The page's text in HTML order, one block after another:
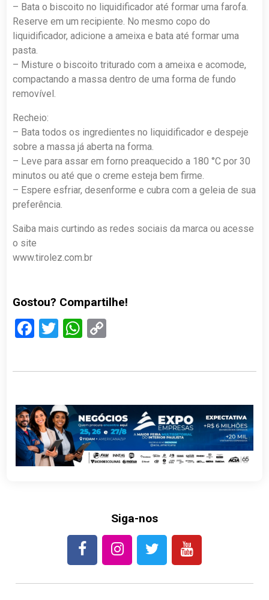
– Bata o biscoito no liquidificador até formar uma farofa.
Reserve em um recipiente. No mesmo copo do
liquidificador, adicione a ameixa e bata até formar uma
pasta.
– Misture o biscoito triturado com a ameixa e acomode,
compactando a massa dentro de uma forma de fundo
removível.
Recheio:
– Bata todos os ingredientes no liquidificador e despeje
sobre a massa já aberta na forma.
– Leve para assar em forno preaquecido a 180 °C por 30
minutos ou até que o creme esteja bem firme.
– Espere esfriar, desenforme e cubra com a geleia de sua
preferência.
Saiba mais curtindo as redes sociais da marca ou acesse
o site
www.tirolez.com.br
Gostou? Compartilhe!
Facebook
TwitterWhatsApp
Siga-nos